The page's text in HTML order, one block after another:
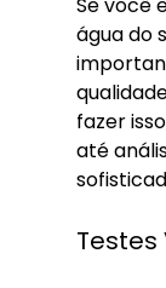
Se você
água do
fazer
até
Testes